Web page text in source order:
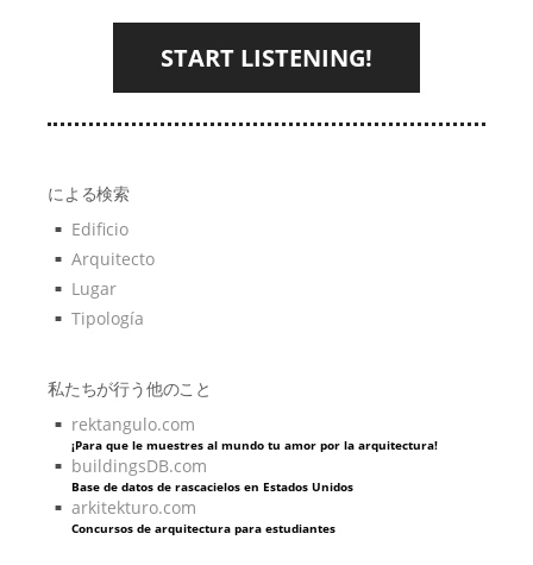
START LISTENING!
による検索
Edificio
Arquitecto
Lugar
Tipología
私たちが行う他のこと
rektangulo.com
¡Para que le muestres al mundo tu amor por la arquitectura!
buildingsDB.com
Base de datos de rascacielos en Estados Unidos
arkitekturo.com
Concursos de arquitectura para estudiantes